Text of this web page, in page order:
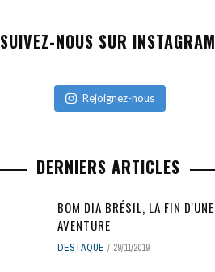
SUIVEZ-NOUS SUR INSTAGRAM
Rejoignez-nous
DERNIERS ARTICLES
BOM DIA BRÉSIL, LA FIN D'UNE
AVENTURE
DESTAQUE 29/11/2019